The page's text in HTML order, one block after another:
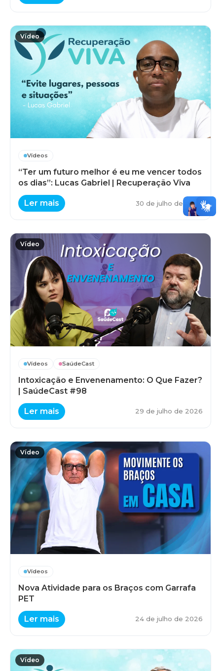
Vídeo
Vídeos
“Ter um futuro melhor é eu me vencer todos
os dias”: Lucas Gabriel | Recuperação Viva
Ler mais 30 de julho de 2026
Vídeo
Vídeos SaúdeCast
Intoxicação e Envenenamento: O Que Fazer?
| SaúdeCast #98
Ler mais 29 de julho de 2026
Vídeo
Vídeos
Nova Atividade para os Braços com Garrafa
PET
Ler mais 24 de julho de 2026
Vídeo